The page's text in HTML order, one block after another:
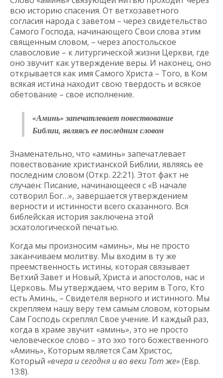
всю историю спасения. От ветхозаветного
согласия народа с заветом – через свидетельство
Самого Господа, начинающего Свои слова этим
священным словом, – через апостольское
славословие – к литургической жизни Церкви, где
оно звучит как утверждение веры. И наконец, оно
открывается как имя Самого Христа – Того, в Ком
всякая истина находит свою твердость и всякое
обетование – свое исполнение.
«Аминь» запечатлевает повествование
Библии, являясь ее последним словом
Знаменательно, что «аминь» запечатлевает
повествование христианской Библии, являясь ее
последним словом (Откр. 22:21). Этот факт не
случаен: Писание, начинающееся с «В начале
сотворил Бог…», завершается утверждением
верности и истинности всего сказанного. Вся
библейская история заключена этой
эсхатологической печатью.
Когда мы произносим «аминь», мы не просто
заканчиваем молитву. Мы входим в ту же
преемственность истины, которая связывает
Ветхий Завет и Новый, Христа и апостолов, нас и
Церковь. Мы утверждаем, что верим в Того, Кто
есть Аминь, – Свидетеля верного и истинного. Мы
скрепляем нашу веру тем самым словом, которым
Сам Господь скреплял Свое учение. И каждый раз,
когда в храме звучит «аминь», это не просто
человеческое слово – это эхо того божественного
«Аминь», Которым является Сам Христос,
Который «вчера и сегодня и во веки Тот же»(Евр.
13:8).